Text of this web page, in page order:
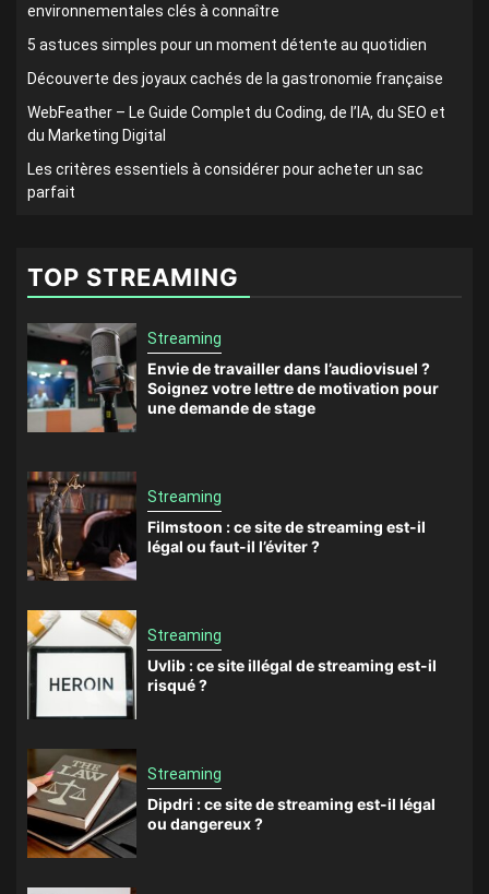
environnementales clés à connaître
5 astuces simples pour un moment détente au quotidien
Découverte des joyaux cachés de la gastronomie française
WebFeather – Le Guide Complet du Coding, de l’IA, du SEO et
du Marketing Digital
Les critères essentiels à considérer pour acheter un sac
parfait
TOP STREAMING
Streaming
Envie de travailler dans l’audiovisuel ?
Soignez votre lettre de motivation pour
une demande de stage
Streaming
Filmstoon : ce site de streaming est-il
légal ou faut-il l’éviter ?
Streaming
Uvlib : ce site illégal de streaming est-il
risqué ?
Streaming
Dipdri : ce site de streaming est-il légal
ou dangereux ?